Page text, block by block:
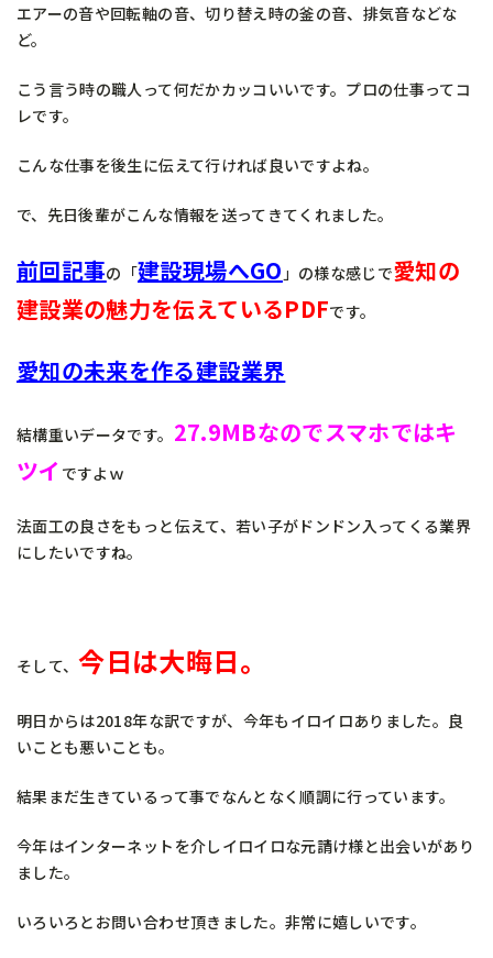
エアーの音や回転軸の音、切り替え時の釜の音、排気音などな
ど。
こう言う時の職人って何だかカッコいいです。プロの仕事ってコ
レです。
こんな仕事を後生に伝えて行ければ良いですよね。
で、先日後輩がこんな情報を送ってきてくれました。
前回記事の「建設現場へGO 」の様な感じで愛知の
建設業の魅力を伝えているPDFです。
愛知の未来を作る建設業界
結構重いデータです。 27.9MBなのでスマホではキ
ツイ ですよｗ
法面工の良さをもっと伝えて、若い子がドンドン入ってくる業界
にしたいですね。
そして、今日は大晦日。
明日からは2018年な訳ですが、今年もイロイロありました。良
いことも悪いことも。
結果まだ生きているって事でなんとなく順調に行っています。
今年はインターネットを介しイロイロな元請け様と出会いがあり
ました。
いろいろとお問い合わせ頂きました。非常に嬉しいです。